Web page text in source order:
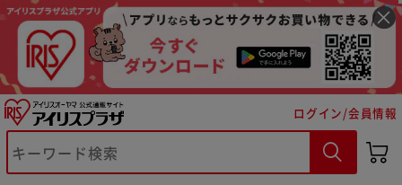
ログイン/会員情報